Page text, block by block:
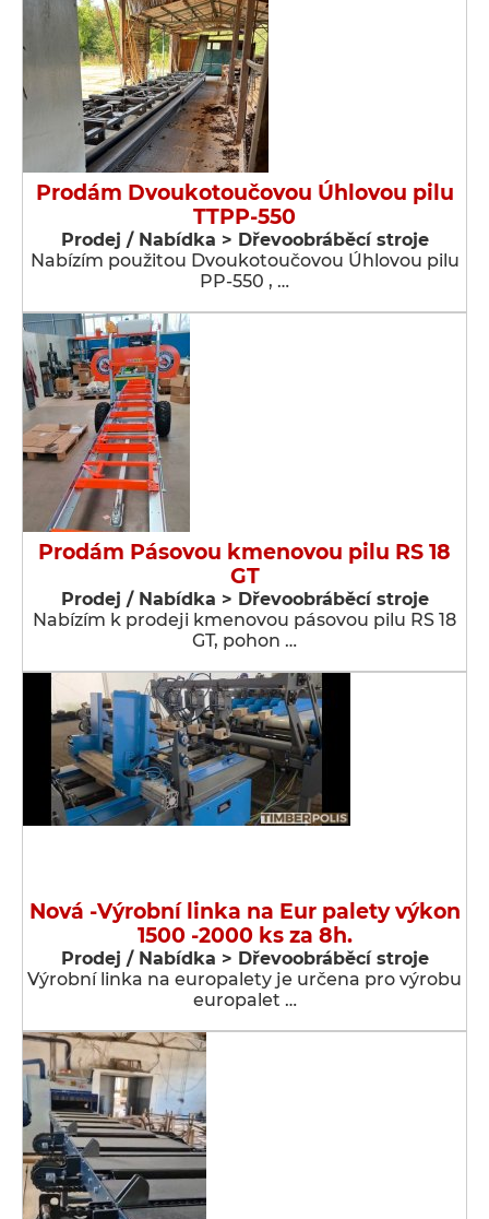
Prodám Dvoukotoučovou Úhlovou pilu
TTPP-550
Prodej / Nabídka > Dřevoobráběcí stroje
Nabízím použitou Dvoukotoučovou Úhlovou pilu
PP-550 , …
Prodám Pásovou kmenovou pilu RS 18
GT
Prodej / Nabídka > Dřevoobráběcí stroje
Nabízím k prodeji kmenovou pásovou pilu RS 18
GT, pohon …
Nová -Výrobní linka na Eur palety výkon
1500 -2000 ks za 8h.
Prodej / Nabídka > Dřevoobráběcí stroje
Výrobní linka na europalety je určena pro výrobu
europalet …